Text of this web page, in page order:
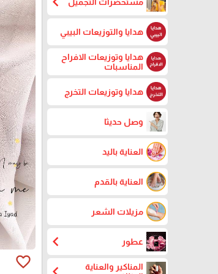
هدايا والتوزيعات البيبي
هدايا وتوزيعات الافراح
المناسبات
هدايا وتوزيعات التخرج
وصل حديثا
العناية باليد
العناية بالقدم
مزيلات الشعر
عطور chevron_left
المناكير والعناية
favorite_border